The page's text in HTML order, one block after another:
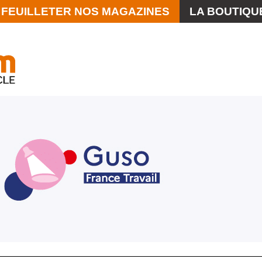
FEUILLETER NOS MAGAZINES LA